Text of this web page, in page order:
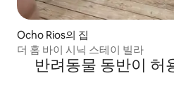
Ocho Rios의 집
더 홈 바이 시닉 스테이 빌라
반려동물 동반이 허